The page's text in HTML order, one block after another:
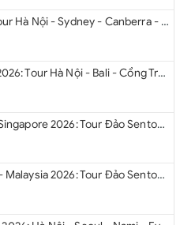
Du lịch Úc 2026: Tour Hà Nội - Sydney - Canberra - Melbourne - Hà Nội
Du lịch Indonesia 2026: Tour Hà Nội - Bali - Cổng Trời Lempuyang - Swings Bali - Ngắm hoàng hôn biển Jimbaran - Kelingking - Sống Lưng Khủng Long từ Hà Nội
Du lịch Malaysia - Singapore 2026: Tour Đảo Sentosa - Madame Tussause - Garden By The Bay - Thành Cổ Malacca - Thủ Đô Kualalumpur - Cao Nguyên Genting - New Putrajaya từ Hà Nội
Du lịch Singapore - Malaysia 2026: Tour Đảo Sentosa - Madame Tussauds - Garden By The Bay - Thành cổ Malacca - Thủ đô Kuala Lumpur - Cao nguyên Genting - New Putrajaya từ Hà Nội